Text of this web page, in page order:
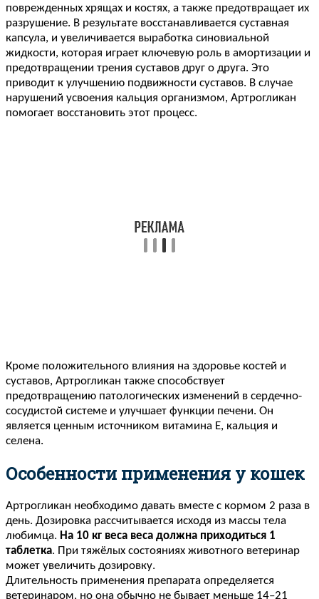
поврежденных хрящах и костях, а также предотвращает их
разрушение. В результате восстанавливается суставная
капсула, и увеличивается выработка синовиальной
жидкости, которая играет ключевую роль в амортизации и
предотвращении трения суставов друг о друга. Это
приводит к улучшению подвижности суставов. В случае
нарушений усвоения кальция организмом, Артрогликан
помогает восстановить этот процесс.
Кроме положительного влияния на здоровье костей и
суставов, Артрогликан также способствует
предотвращению патологических изменений в сердечно-
сосудистой системе и улучшает функции печени. Он
является ценным источником витамина Е, кальция и
селена.
Особенности применения у кошек
Артрогликан необходимо давать вместе с кормом 2 раза в
день. Дозировка рассчитывается исходя из массы тела
любимца. На 10 кг веса веса должна приходиться 1
таблетка. При тяжёлых состояниях животного ветеринар
может увеличить дозировку.
Длительность применения препарата определяется
ветеринаром, но она обычно не бывает меньше 14–21